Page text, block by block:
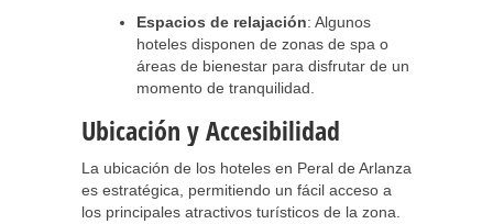
Espacios de relajación: Algunos
hoteles disponen de zonas de spa o
áreas de bienestar para disfrutar de un
momento de tranquilidad.
Ubicación y Accesibilidad
La ubicación de los hoteles en Peral de Arlanza
es estratégica, permitiendo un fácil acceso a
los principales atractivos turísticos de la zona.